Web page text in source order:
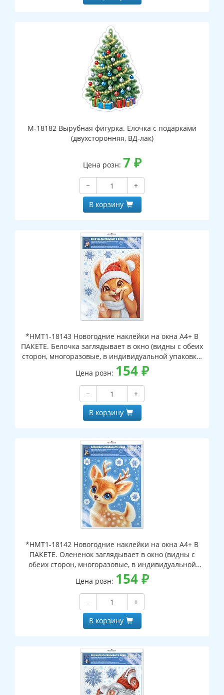
М-18182 Вырубная фигурка. Елочка с подарками
(двухсторонняя, ВД-лак)
Цена розн: 7 ₽
−
+
В корзину
*НМТ1-18143 Новогодние наклейки на окна А4+ В
ПАКЕТЕ. Белочка заглядывает в окно (видны с обеих
сторон, многоразовые, в индивидуальной упаковке,
с европодвесом и клеевым клапаном)
Цена розн: 154₽
−
+
В корзину
*НМТ1-18142 Новогодние наклейки на окна А4+ В
ПАКЕТЕ. Олененок заглядывает в окно (видны с
обеих сторон, многоразовые, в индивидуальной
упаковке, с европодвесом и клеевым клапаном)
Цена розн: 154₽
−
+
В корзину